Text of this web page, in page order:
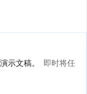
示文稿。
即时将任